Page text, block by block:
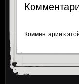
Комментарии к